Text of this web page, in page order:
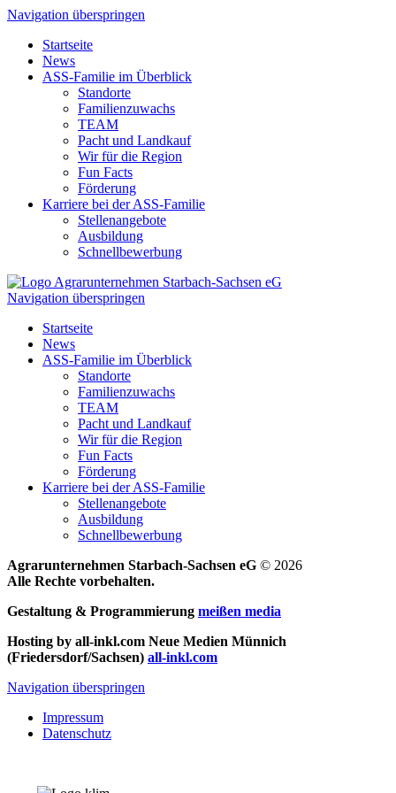
Navigation überspringen
Startseite
News
ASS-Familie im Überblick
Standorte
Familienzuwachs
TEAM
Pacht und Landkauf
Wir für die Region
Fun Facts
Förderung
Karriere bei der ASS-Familie
Stellenangebote
Ausbildung
Schnellbewerbung
Navigation überspringen
Startseite
News
ASS-Familie im Überblick
Standorte
Familienzuwachs
TEAM
Pacht und Landkauf
Wir für die Region
Fun Facts
Förderung
Karriere bei der ASS-Familie
Stellenangebote
Ausbildung
Schnellbewerbung
Agrarunternehmen Starbach-Sachsen eG © 2026
Alle Rechte vorbehalten.
Gestaltung & Programmierung meißen media
Hosting by all-inkl.com Neue Medien Münnich
(Friedersdorf/Sachsen) all-inkl.com
Navigation überspringen
Impressum
Datenschutz